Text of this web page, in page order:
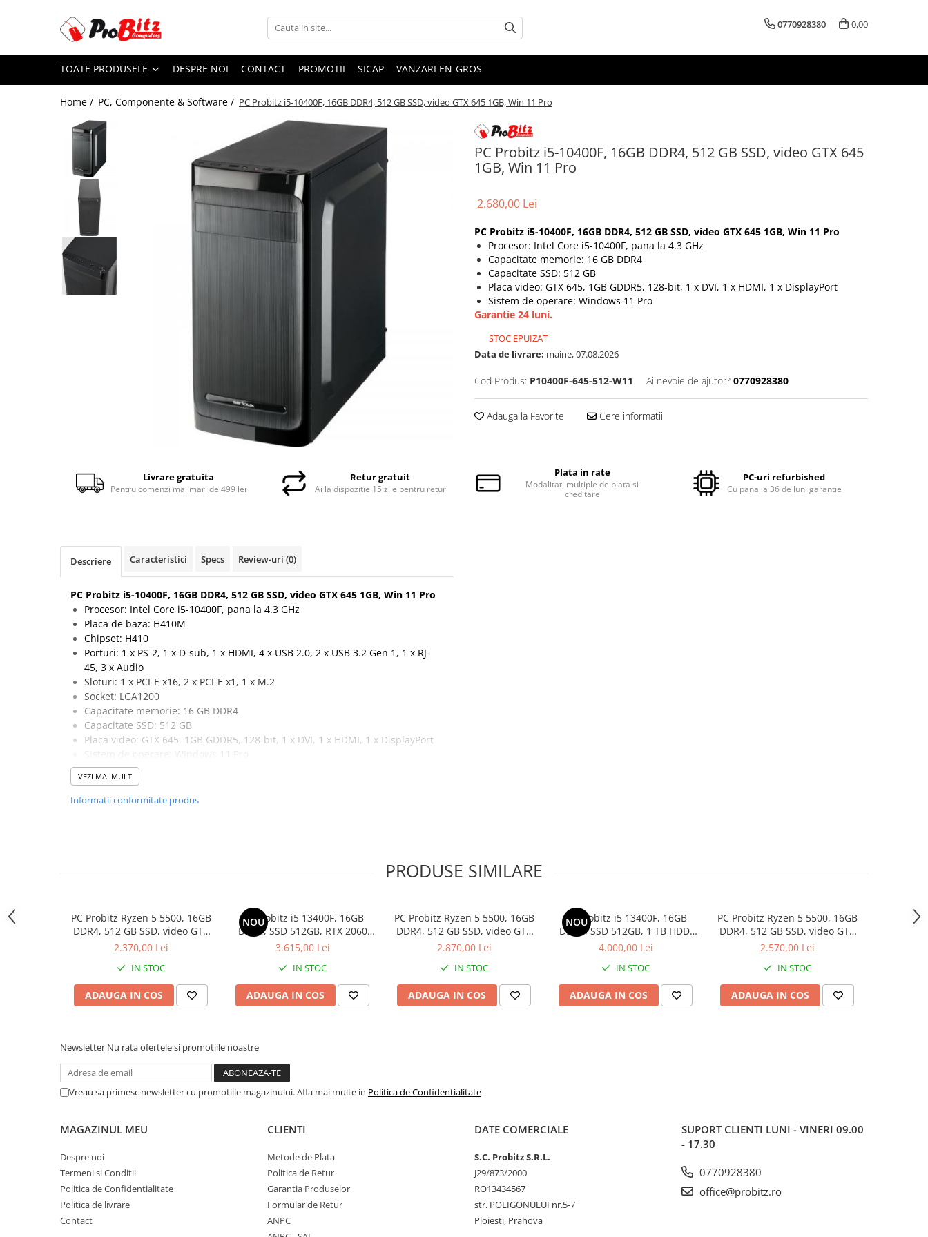
Toate Produsele
Laptopuri si accesorii
Laptopuri Renew
Laptopuri Refurbished
Laptopuri Second-hand
Componente NOI Laptop
Memorii laptop
Componente REFURBISHED Laptop
Hard Disk-uri Refurbished
Accesorii Laptop
Calculatoare Mini NOI
Calculatoare RENEW
Calculatoare WORKSTATION
Componente PC NOI
Hard Disk-uri Desktop
Ventilatoare carcasa
Componente Renew/Refurbished
All-in-One REFURBISHED
Calculatoare All-in-One RENEW
Componente All-in-One
Monitoare NOI
Monitoare Refurbished
Monitoare Second-Hand
Hard Disk-uri SERVER
Cabinete metalice
Memorii RAM Server
Procesoare server
0770928380 0,00
TOATE PRODUSELE DESPRE NOI CONTACT PROMOTII SICAP VANZARI EN-GROS
Home / PC, Componente & Software / PC Probitz i5-10400F, 16GB DDR4, 512 GB SSD, video GTX 645 1GB, Win 11 Pro
PC Probitz i5-10400F, 16GB DDR4, 512 GB SSD, video GTX 645
1GB, Win 11 Pro
2.680,00 Lei
PC Probitz i5-10400F, 16GB DDR4, 512 GB SSD, video GTX 645 1GB, Win 11 Pro
Procesor: Intel Core i5-10400F, pana la 4.3 GHz
Capacitate memorie: 16 GB DDR4
Capacitate SSD: 512 GB
Placa video: GTX 645, 1GB GDDR5, 128-bit, 1 x DVI, 1 x HDMI, 1 x DisplayPort
Sistem de operare: Windows 11 Pro
Garantie 24 luni.
STOC EPUIZAT
Data de livrare: maine, 07.08.2026
Cod Produs: P10400F-645-512-W11 Ai nevoie de ajutor? 0770928380
Adauga la Favorite Cere informatii
Livrare gratuita
Pentru comenzi mai mari de 499 lei
Retur gratuit
Ai la dispozitie 15 zile pentru retur
Plata in rate
Modalitati multiple de plata si
creditare
PC-uri refurbished
Cu pana la 36 de luni garantie
Descriere Caracteristici Specs Review-uri (0)
PC Probitz i5-10400F, 16GB DDR4, 512 GB SSD, video GTX 645 1GB, Win 11 Pro
Procesor: Intel Core i5-10400F, pana la 4.3 GHz
Placa de baza: H410M
Chipset: H410
Porturi: 1 x PS-2, 1 x D-sub, 1 x HDMI, 4 x USB 2.0, 2 x USB 3.2 Gen 1, 1 x RJ-
45, 3 x Audio
Sloturi: 1 x PCI-E x16, 2 x PCI-E x1, 1 x M.2
Socket: LGA1200
Capacitate memorie: 16 GB DDR4
Capacitate SSD: 512 GB
Placa video: GTX 645, 1GB GDDR5, 128-bit, 1 x DVI, 1 x HDMI, 1 x DisplayPort
VEZI MAI MULT
Informatii conformitate produs
PRODUSE SIMILARE
PC Probitz Ryzen 5 5500, 16GB
DDR4, 512 GB SSD, video GTX
645 1GB
2.370,00 Lei
IN STOC
ADAUGA IN COS
NOU
PC Probitz i5 13400F, 16GB
DDR4, SSD 512GB, RTX 2060
6Gb
3.615,00 Lei
IN STOC
ADAUGA IN COS
PC Probitz Ryzen 5 5500, 16GB
DDR4, 512 GB SSD, video GTX
1050 Ti 4GB
2.870,00 Lei
IN STOC
ADAUGA IN COS
NOU
PC Probitz i5 13400F, 16GB
DDR4, SSD 512GB, 1 TB HDD,
RTX 2060 6GB
4.000,00 Lei
IN STOC
ADAUGA IN COS
PC Probitz Ryzen 5 5500, 16GB
DDR4, 512 GB SSD, video GTX
645 1GB, Win 11 Pro
2.570,00 Lei
IN STOC
ADAUGA IN COS
PC
Newsletter Nu rata ofertele si promotiile noastre
Vreau sa primesc newsletter cu promotiile magazinului. Afla mai multe in Politica de Confidentialitate
MAGAZINUL MEU
Despre noi
Termeni si Conditii
Politica de Confidentialitate
Politica de livrare
Contact
CLIENTI
Metode de Plata
Politica de Retur
Garantia Produselor
Formular de Retur
ANPC
DATE COMERCIALE
S.C. Probitz S.R.L.
J29/873/2000
RO13434567
str. POLIGONULUI nr.5-7
Ploiesti, Prahova
SUPORT CLIENTI LUNI - VINERI 09.00
- 17.30
0770928380
office@probitz.ro